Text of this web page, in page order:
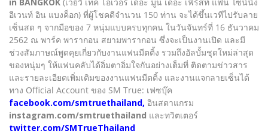
อีเวนท์ อิน แบงค็อก) ที่ผู้โชคดีจำนวน 150 ท่าน จะได้ขึ้นเวทีไปรับลาย
เซ็นสด ๆ จากมือของ 7 หนุ่มแบบครบทุกคน ในวันจันทร์ที่ 16 ธันวาคม
2562 ณ พาร์ค พารากอน สยามพารากอน ซึ่งจะเป็นงานเปิด และมี
ช่วงสัมภาษณ์พูดคุยเกี่ยวกับงานแฟนมีตติ้ง รวมถึงอัลบั้มชุดใหม่ล่าสุด
ของหนุ่มๆ ให้แฟนคลับได้อิ่มตาอิ่มใจกันอย่างเต็มที่ ติดตามข่าวสาร
และรายละเอียดเพิ่มเติมของงานแฟนมีตติ้ง และงานแจกลายเซ็นได้
ทาง Official Account ของ SM True: เฟซบุ๊ค
facebook.com/smtruethailand, อินสตาแกรม
instagram.com/smtruethailand และทวิตเตอร์
twitter.com/SMTrueThailand